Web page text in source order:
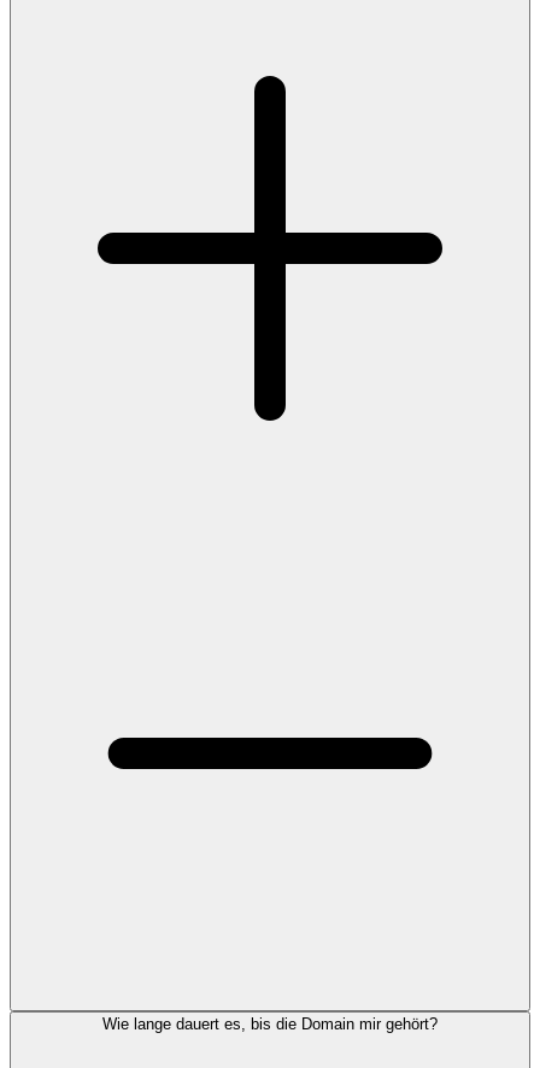
Wie lange dauert es, bis die Domain mir gehört?